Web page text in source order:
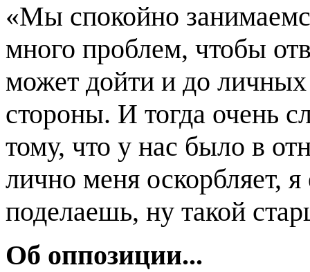
«Мы спокойно
много проблем, чтобы
может дойти и до
стороны. И тогда очень
тому, что у нас было в
лично меня оскорбляет,
поделаешь, ну такой
Об оппозиции...